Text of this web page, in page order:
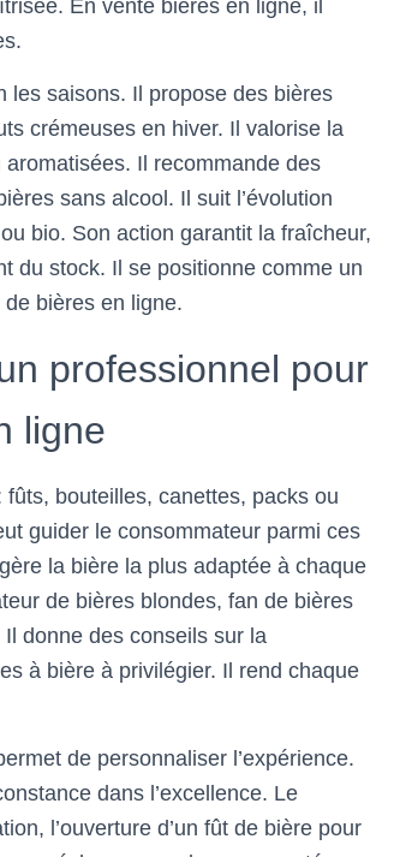
En vente bières en ligne, il
les saisons. Il propose des bières
crémeuses en hiver. Il valorise la
Il recommande des
sans alcool. Il suit l’évolution
bio. Son action garantit la fraîcheur,
du stock. Il se positionne comme un
bières en ligne.
professionnel pour
ligne
bouteilles, canettes, packs ou
guider le consommateur parmi ces
la bière la plus adaptée à chaque
de bières blondes, fan de bières
donne des conseils sur la
à bière à privilégier. Il rend chaque
de personnaliser l’expérience.
dans l’excellence. Le
l’ouverture d’un fût de bière pour